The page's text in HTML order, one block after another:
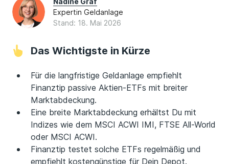
Expertin Geldanlage
Stand: 18. Mai 2026
Das Wichtigste in Kürze
Für die langfristige Geldanlage empfiehlt
Finanztip passive Aktien-ETFs mit breiter
Marktabdeckung.
Eine breite Marktabdeckung erhältst Du mit
Indizes wie dem MSCI ACWI IMI, FTSE All-World
oder MSCI ACWI.
Finanztip testet solche ETFs regelmäßig und
empfiehlt kostengünstige für Dein Depot.